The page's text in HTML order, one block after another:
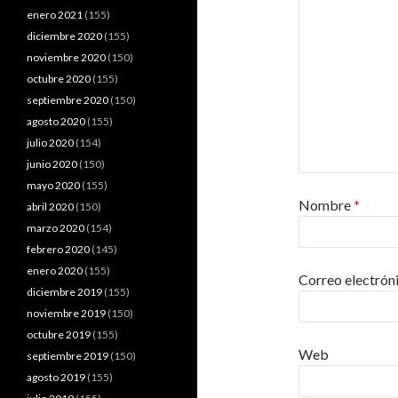
Nombre*
Correo
Web
enero 2021 (155)
diciembre 2020 (155)
noviembre 2020 (150)
octubre 2020 (155)
septiembre 2020 (150)
agosto 2020 (155)
julio 2020 (154)
junio 2020 (150)
mayo 2020 (155)
abril 2020 (150)
marzo 2020 (154)
febrero 2020 (145)
enero 2020 (155)
diciembre 2019 (155)
noviembre 2019 (150)
octubre 2019 (155)
septiembre 2019 (150)
agosto 2019 (155)